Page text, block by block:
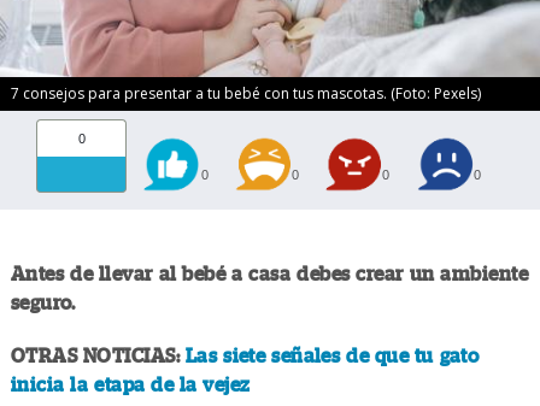
7 consejos para presentar a tu bebé con tus mascotas. (Foto: Pexels)
0
0 0 0 0
Antes de llevar al bebé a casa debes crear un ambiente
seguro.
OTRAS NOTICIAS: Las siete señales de que tu gato
inicia la etapa de la vejez